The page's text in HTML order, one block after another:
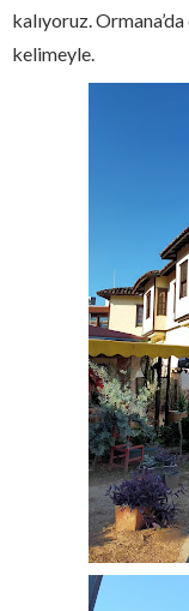
kalıyoruz.
kelimeyle.